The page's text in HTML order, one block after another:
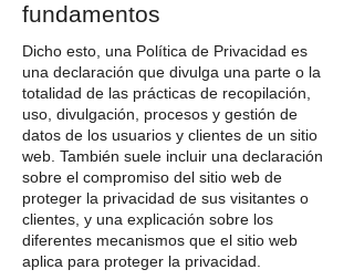
fundamentos
Dicho esto, una Política de Privacidad es
una declaración que divulga una parte o la
totalidad de las prácticas de recopilación,
uso, divulgación, procesos y gestión de
datos de los usuarios y clientes de un sitio
web. También suele incluir una declaración
sobre el compromiso del sitio web de
proteger la privacidad de sus visitantes o
clientes, y una explicación sobre los
diferentes mecanismos que el sitio web
aplica para proteger la privacidad.